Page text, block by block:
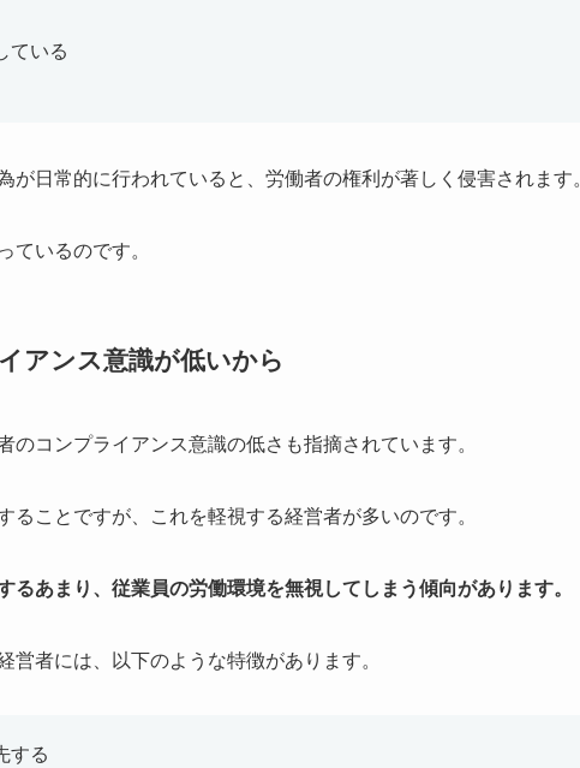
ている
が日常的に行われていると、労働者の権利が著しく侵害されます。
いるのです。
アンス意識が低いから
コンプライアンス意識の低さも指摘されています。
ことですが、これを軽視する経営者が多いのです。
あまり、従業員の労働環境を無視してしまう傾向があります。
者には、以下のような特徴があります。
する